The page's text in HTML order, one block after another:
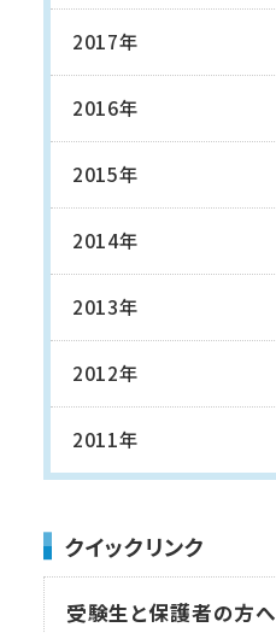
2017年
2016年
2015年
2014年
2013年
2012年
2011年
クイックリンク
受験生と保護者の方へ